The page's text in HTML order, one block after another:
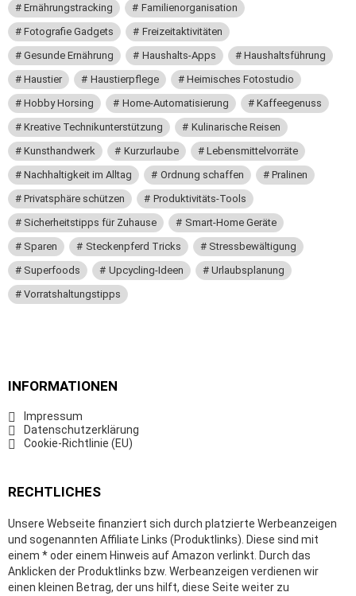
Ernährungstracking
Familienorganisation
Fotografie Gadgets
Freizeitaktivitäten
Gesunde Ernährung
Haushalts-Apps
Haushaltsführung
Haustier
Haustierpflege
Heimisches Fotostudio
Hobby Horsing
Home-Automatisierung
Kaffeegenuss
Kreative Technikunterstützung
Kulinarische Reisen
Kunsthandwerk
Kurzurlaube
Lebensmittelvorräte
Nachhaltigkeit im Alltag
Ordnung schaffen
Pralinen
Privatsphäre schützen
Produktivitäts-Tools
Sicherheitstipps für Zuhause
Smart-Home Geräte
Sparen
Steckenpferd Tricks
Stressbewältigung
Superfoods
Upcycling-Ideen
Urlaubsplanung
Vorratshaltungstipps
INFORMATIONEN
Impressum
Datenschutzerklärung
Cookie-Richtlinie (EU)
RECHTLICHES
Unsere Webseite finanziert sich durch platzierte Werbeanzeigen
und sogenannten Affiliate Links (Produktlinks). Diese sind mit
einem * oder einem Hinweis auf Amazon verlinkt. Durch das
Anklicken der Produktlinks bzw. Werbeanzeigen verdienen wir
einen kleinen Betrag, der uns hilft, diese Seite weiter zu